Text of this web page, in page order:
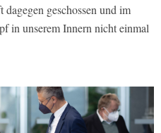
geschossen und im
in unserem Innern nicht einmal